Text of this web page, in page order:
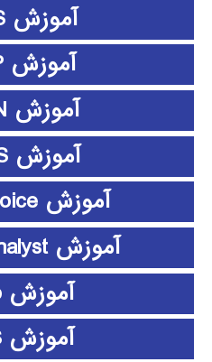
آموزش EDIUS
آموزش EMTP
آموزش ePLAN
آموزش ETABS
آموزش expert choice
آموزش Frontier Analyst
آموزش github
آموزش HFSS